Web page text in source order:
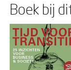
Boek bij